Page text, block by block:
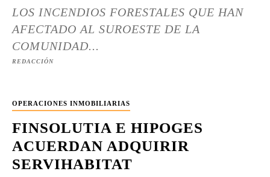
LOS INCENDIOS FORESTALES QUE HAN
AFECTADO AL SUROESTE DE LA
COMUNIDAD...
REDACCIÓN
OPERACIONES INMOBILIARIAS
FINSOLUTIA E HIPOGES
ACUERDAN ADQUIRIR
SERVIHABITAT